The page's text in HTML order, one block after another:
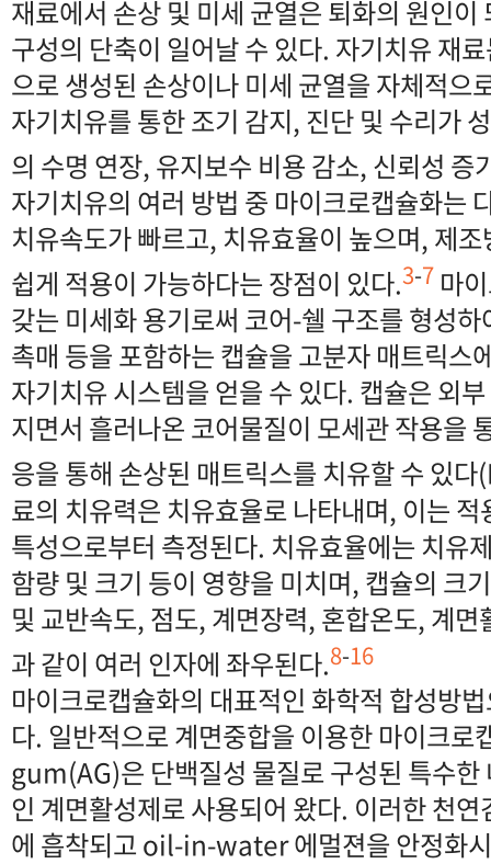
재료에서 손상 및 미세 균열은 퇴화의 원인
구성의 단축이 일어날 수 있다. 자기치유 재
으로 생성된 손상이나 미세 균열을 자체적으
자기치유를 통한 조기 감지, 진단 및 수리가
의 수명 연장, 유지보수 비용 감소, 신뢰성 증
자기치유의 여러 방법 중 마이크로캡슐화는
치유속도가 빠르고, 치유효율이 높으며, 제
쉽게 적용이 가능하다는 장점이 있다.3-7 마
갖는 미세화 용기로써 코어-쉘 구조를 형성
촉매 등을 포함하는 캡슐을 고분자 매트릭스
자기치유 시스템을 얻을 수 있다. 캡슐은 외
지면서 흘러나온 코어물질이 모세관 작용을
응을 통해 손상된 매트릭스를 치유할 수 있
료의 치유력은 치유효율로 나타내며, 이는
특성으로부터 측정된다. 치유효율에는 치유
함량 및 크기 등이 영향을 미치며, 캡슐의 크
및 교반속도, 점도, 계면장력, 혼합온도, 계면
과 같이 여러 인자에 좌우된다.8-16
마이크로캡슐화의 대표적인 화학적 합성방
다. 일반적으로 계면중합을 이용한 마이크
gum(AG)은 단백질성 물질로 구성된 특수한
인 계면활성제로 사용되어 왔다. 이러한 천
에 흡착되고 oil-in-water 에멀젼을 안정화